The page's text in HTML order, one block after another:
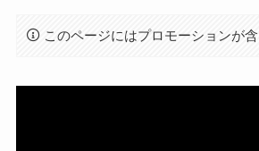
このページにはプロモーションが含